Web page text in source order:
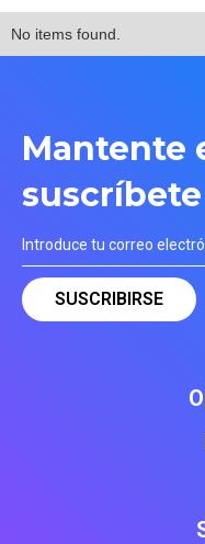
No items found.
Mantente
suscríbete